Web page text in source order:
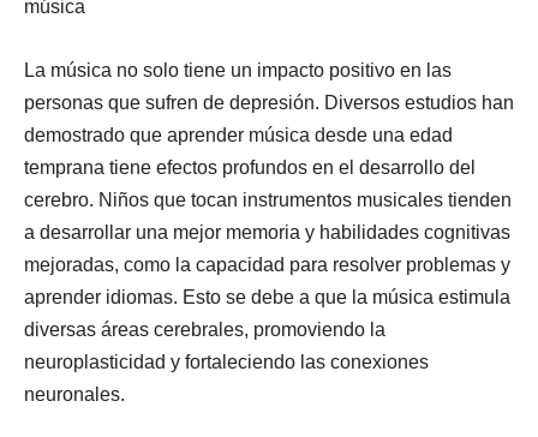
música
La música no solo tiene un impacto positivo en las
personas que sufren de depresión. Diversos estudios han
demostrado que aprender música desde una edad
temprana tiene efectos profundos en el desarrollo del
cerebro. Niños que tocan instrumentos musicales tienden
a desarrollar una mejor memoria y habilidades cognitivas
mejoradas, como la capacidad para resolver problemas y
aprender idiomas. Esto se debe a que la música estimula
diversas áreas cerebrales, promoviendo la
neuroplasticidad y fortaleciendo las conexiones
neuronales.